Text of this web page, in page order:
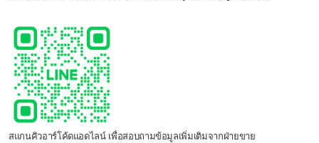
สแกนคิวอาร์โค้ดแอดไลน์ เพื่อสอบถามข้อมูลเพิ่มเติมจากฝ่ายขาย